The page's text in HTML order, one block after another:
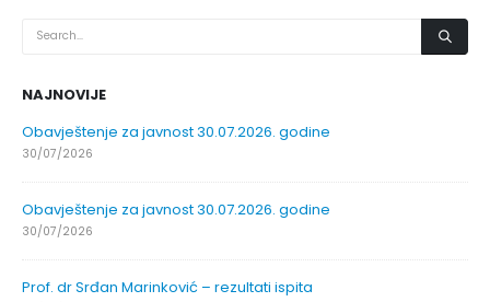
NAJNOVIJE
Obavještenje za javnost 30.07.2026. godine
30/07/2026
Obavještenje za javnost 30.07.2026. godine
30/07/2026
Prof. dr Srđan Marinković – rezultati ispita